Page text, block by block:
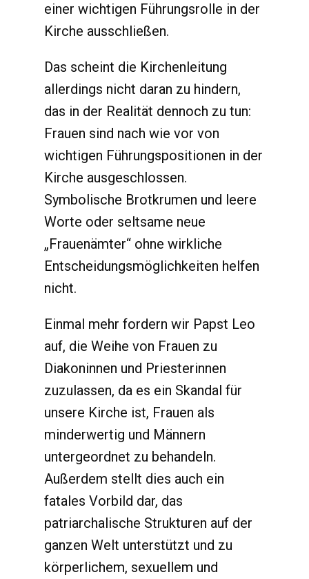
einer wichtigen Führungsrolle in der
Kirche ausschließen.
Das scheint die Kirchenleitung
allerdings nicht daran zu hindern,
das in der Realität dennoch zu tun:
Frauen sind nach wie vor von
wichtigen Führungspositionen in der
Kirche ausgeschlossen.
Symbolische Brotkrumen und leere
Worte oder seltsame neue
„Frauenämter“ ohne wirkliche
Entscheidungsmöglichkeiten helfen
nicht.
Einmal mehr fordern wir Papst Leo
auf, die Weihe von Frauen zu
Diakoninnen und Priesterinnen
zuzulassen, da es ein Skandal für
unsere Kirche ist, Frauen als
minderwertig und Männern
untergeordnet zu behandeln.
Außerdem stellt dies auch ein
fatales Vorbild dar, das
patriarchalische Strukturen auf der
ganzen Welt unterstützt und zu
körperlichem, sexuellem und